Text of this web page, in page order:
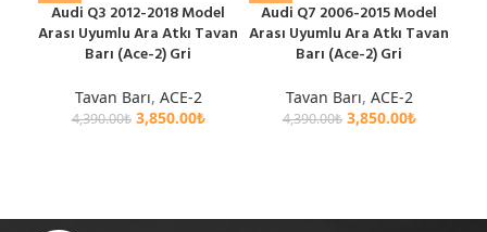
Audi Q3 2012-2018 Model
Arası Uyumlu Ara Atkı Tavan
Barı (Ace-2) Gri
Tavan Barı, ACE-2
4,390.00₺ 3,850.00₺
Audi Q7 2006-2015 Model
Arası Uyumlu Ara Atkı Tavan
Barı (Ace-2) Gri
Tavan Barı, ACE-2
4,390.00₺ 3,850.00₺